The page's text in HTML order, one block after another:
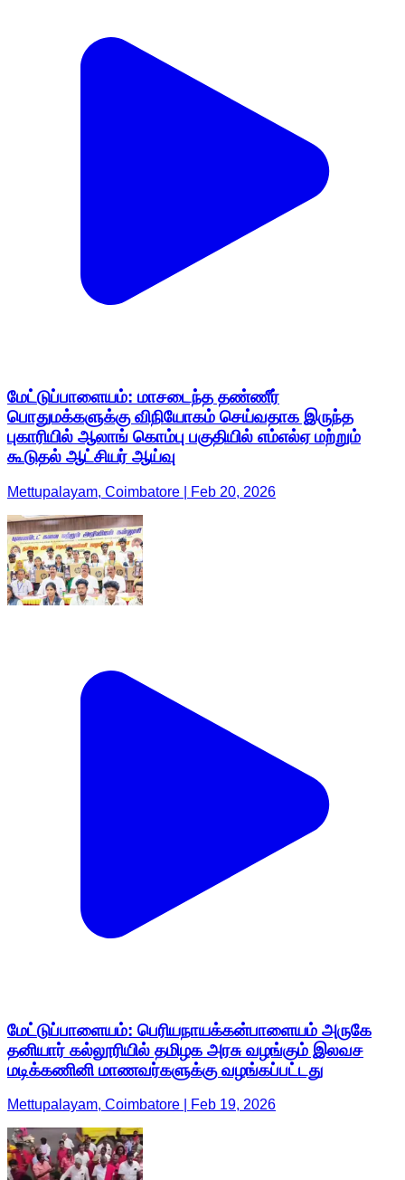
மேட்டுப்பாளையம்: மாசடைந்த தண்ணீர்
பொதுமக்களுக்கு விநியோகம் செய்வதாக இருந்த
புகாரியில் ஆலாங் கொம்பு பகுதியில் எம்எல்ஏ மற்றும்
கூடுதல் ஆட்சியர் ஆய்வு
Mettupalayam, Coimbatore | Feb 20, 2026
மேட்டுப்பாளையம்: பெரியநாயக்கன்பாளையம் அருகே
தனியார் கல்லூரியில் தமிழக அரசு வழங்கும் இலவச
மடிக்கணினி மாணவர்களுக்கு வழங்கப்பட்டது
Mettupalayam, Coimbatore | Feb 19, 2026